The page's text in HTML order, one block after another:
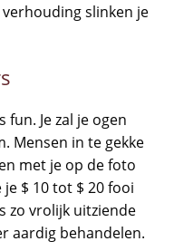
slinken je
fun. Je zal je ogen
Mensen in te gekke
met je op de foto
$ 10 tot $ 20 fooi
zo vrolijk uitziende
aardig behandelen.